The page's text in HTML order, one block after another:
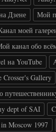
Дзене
Мой
моей
канал обо
на YouTube
Crosser's Gallery
dept of SAI
Moscow 1997